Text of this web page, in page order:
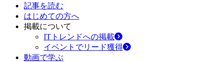
記事を読む
はじめての方へ
掲載について
ITトレンドへの掲載
イベントでリード獲得
動画で学ぶ